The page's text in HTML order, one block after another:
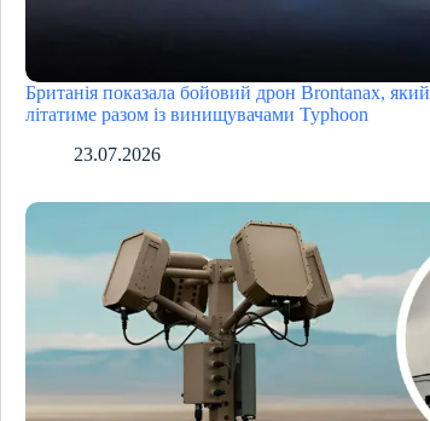
Британія показала бойовий дрон Brontanax, який
літатиме разом із винищувачами Typhoon
23.07.2026